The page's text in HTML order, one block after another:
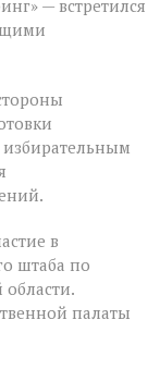
— встретился
избирательным
в
штаба по
палаты